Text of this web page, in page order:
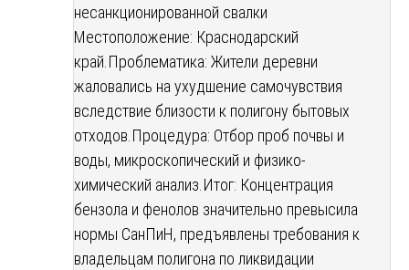
несанкционированной свалки
Местоположение: Краснодарский
край.Проблематика: Жители деревни
жаловались на ухудшение самочувствия
вследствие близости к полигону бытовых
отходов.Процедура: Отбор проб почвы и
воды, микроскопический и физико-
химический анализ.Итог: Концентрация
бензола и фенолов значительно превысила
нормы СанПиН, предъявлены требования к
владельцам полигона по ликвидации